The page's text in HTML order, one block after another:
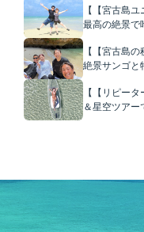
【【宮古島
最高の絶景
【【宮古島
絶景サンゴと
【【リピー
＆星空ツアー